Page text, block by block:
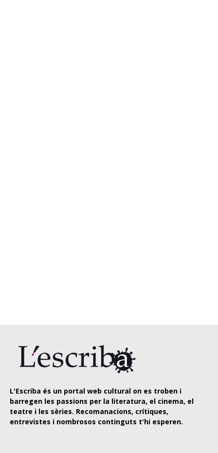
L'Escriba és un portal web cultural on es troben i
barregen les passions per la literatura, el cinema, el
teatre i les sèries. Recomanacions, crítiques,
entrevistes i nombrosos continguts t'hi esperen.